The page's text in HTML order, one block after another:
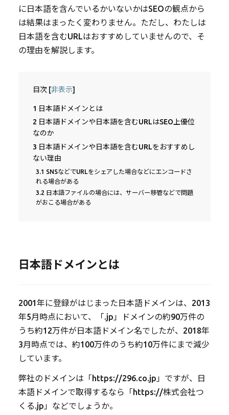
に日本語を含んでいるかいないかはSEOの観点から
は結果はまったく変わりません。ただし、わたしは
日本語を含むURLはおすすめしていませんので、そ
の理由を解説します。
目次 [非表示]
1 日本語ドメインとは
2 日本語ドメインや日本語を含むURLはSEO上優位
なのか
3 日本語ドメインや日本語を含むURLをおすすめし
ない理由
3.1 SNSなどでURLをシェアした場合などにエンコードさ
れる場合がある
3.2 日本語ファイルの場合には、サーバー移管などで問題
がおこる場合がある
日本語ドメインとは
2001年に登録がはじまった日本語ドメインは、2013
年5月時点において、「.jp」ドメインの約90万件の
うち約12万件が日本語ドメイン名でしたが、2018年
3月時点では、約100万件のうち約10万件にまで減少
しています。
弊社のドメインは「https://296.co.jp」ですが、日
本語ドメインで取得するなら「https://株式会社つ
くる.jp」などでしょうか。